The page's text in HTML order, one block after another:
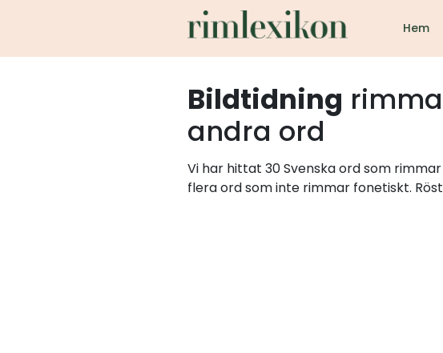
Hem
Bildtidning
andra ord
Vi har hittat 30 Svenska ord som
flera ord som inte rimmar fonetiskt.